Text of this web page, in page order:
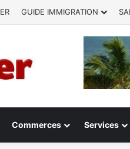
GUIDE IMMIGRATION
Commerces Services